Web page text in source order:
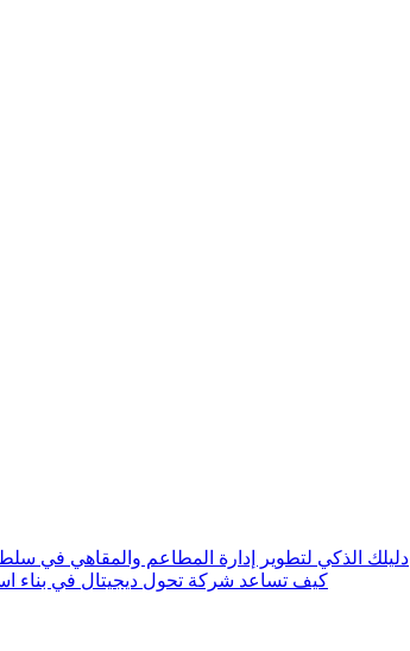
دليلك الذكي لتطوير إدارة المطاعم والمقاهي في
كيف تساعد شركة تحول ديجيتال في بناء